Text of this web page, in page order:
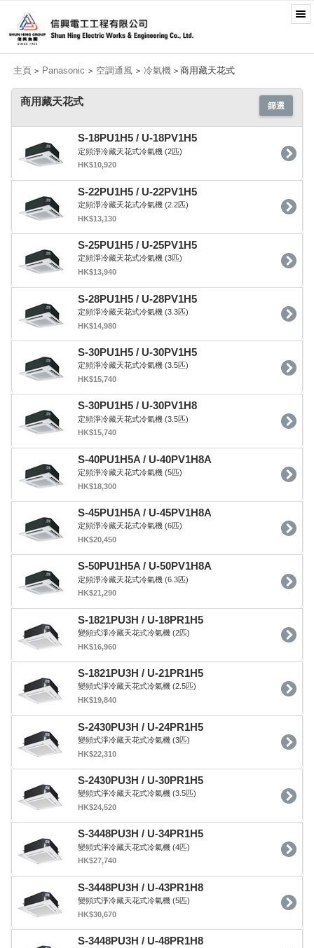
主頁 > Panasonic > 空調通風 > 冷氣機 > 商用藏天花式
篩選
商用藏天花式
S-18PU1H5 / U-18PV1H5
定頻淨冷藏天花式冷氣機 (2匹)
HK$10,920
S-22PU1H5 / U-22PV1H5
定頻淨冷藏天花式冷氣機 (2.2匹)
HK$13,130
S-25PU1H5 / U-25PV1H5
定頻淨冷藏天花式冷氣機 (3匹)
HK$13,940
S-28PU1H5 / U-28PV1H5
定頻淨冷藏天花式冷氣機 (3.3匹)
HK$14,980
S-30PU1H5 / U-30PV1H5
定頻淨冷藏天花式冷氣機 (3.5匹)
HK$15,740
S-30PU1H5 / U-30PV1H8
定頻淨冷藏天花式冷氣機 (3.5匹)
HK$15,740
S-40PU1H5A / U-40PV1H8A
定頻淨冷藏天花式冷氣機 (5匹)
HK$18,300
S-45PU1H5A / U-45PV1H8A
定頻淨冷藏天花式冷氣機 (6匹)
HK$20,450
S-50PU1H5A / U-50PV1H8A
定頻淨冷藏天花式冷氣機 (6.3匹)
HK$21,290
S-1821PU3H / U-18PR1H5
變頻式淨冷藏天花式冷氣機 (2匹)
HK$16,960
S-1821PU3H / U-21PR1H5
變頻式淨冷藏天花式冷氣機 (2.5匹)
HK$19,840
S-2430PU3H / U-24PR1H5
變頻式淨冷藏天花式冷氣機 (3匹)
HK$22,310
S-2430PU3H / U-30PR1H5
變頻式淨冷藏天花式冷氣機 (3.5匹)
HK$24,520
S-3448PU3H / U-34PR1H5
變頻式淨冷藏天花式冷氣機 (4匹)
HK$27,740
S-3448PU3H / U-43PR1H8
變頻式淨冷藏天花式冷氣機 (5匹)
HK$30,670
S-3448PU3H / U-48PR1H8